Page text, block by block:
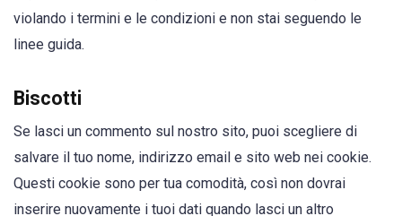
violando i termini e le condizioni e non stai seguendo le
linee guida.
Biscotti
Se lasci un commento sul nostro sito, puoi scegliere di
salvare il tuo nome, indirizzo email e sito web nei cookie.
Questi cookie sono per tua comodità, così non dovrai
inserire nuovamente i tuoi dati quando lasci un altro